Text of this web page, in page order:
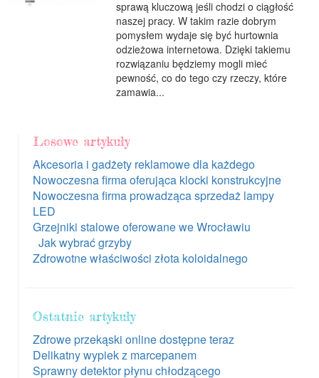
sprawą kluczową jeśli chodzi o ciągłość
naszej pracy. W takim razie dobrym
pomysłem wydaje się być hurtownia
odzieżowa internetowa. Dzięki takiemu
rozwiązaniu będziemy mogli mieć
pewność, co do tego czy rzeczy, które
zamawia...
Losowe artykuły
Akcesoria i gadżety reklamowe dla każdego
Nowoczesna firma oferująca klocki konstrukcyjne
Nowoczesna firma prowadząca sprzedaż lampy
LED
Grzejniki stalowe oferowane we Wrocławiu
Jak wybrać grzyby
Zdrowotne właściwości złota koloidalnego
Ostatnie artykuły
Zdrowe przekąski online dostępne teraz
Delikatny wypiek z marcepanem
Sprawny detektor płynu chłodzącego